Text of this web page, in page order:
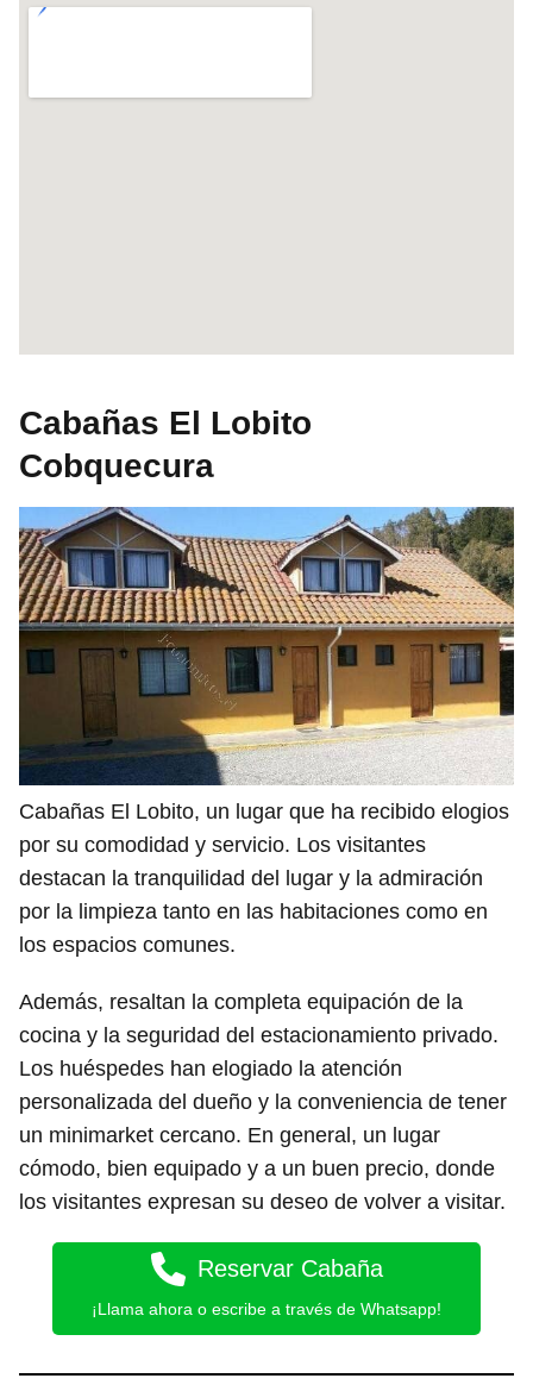
Cabañas El Lobito
Cobquecura
Cabañas El Lobito, un lugar que ha recibido elogios
por su comodidad y servicio. Los visitantes
destacan la tranquilidad del lugar y la admiración
por la limpieza tanto en las habitaciones como en
los espacios comunes.
Además, resaltan la completa equipación de la
cocina y la seguridad del estacionamiento privado.
Los huéspedes han elogiado la atención
personalizada del dueño y la conveniencia de tener
un minimarket cercano. En general, un lugar
cómodo, bien equipado y a un buen precio, donde
los visitantes expresan su deseo de volver a visitar.
Reservar Cabaña
¡Llama ahora o escribe a través de Whatsapp!